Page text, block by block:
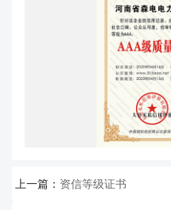
上一篇： 资信等级证书